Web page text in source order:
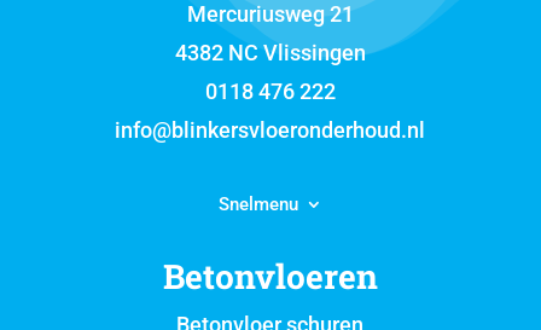
Mercuriusweg 21
4382 NC Vlissingen
0118 476 222
info@blinkersvloeronderhoud.nl
Snelmenu
Betonvloeren
Betonvloer schuren